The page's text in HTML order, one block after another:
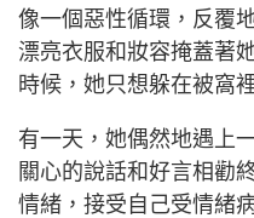
像一個惡性循環，反覆
漂亮衣服和妝容掩蓋著
時候，她只想躲在被窩
有一天，她偶然地遇上
關心的說話和好言相勸
情緒，接受自己受情緒